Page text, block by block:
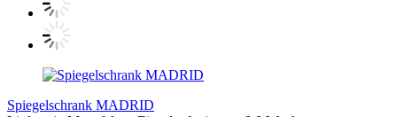
Spiegelschrank MADRID